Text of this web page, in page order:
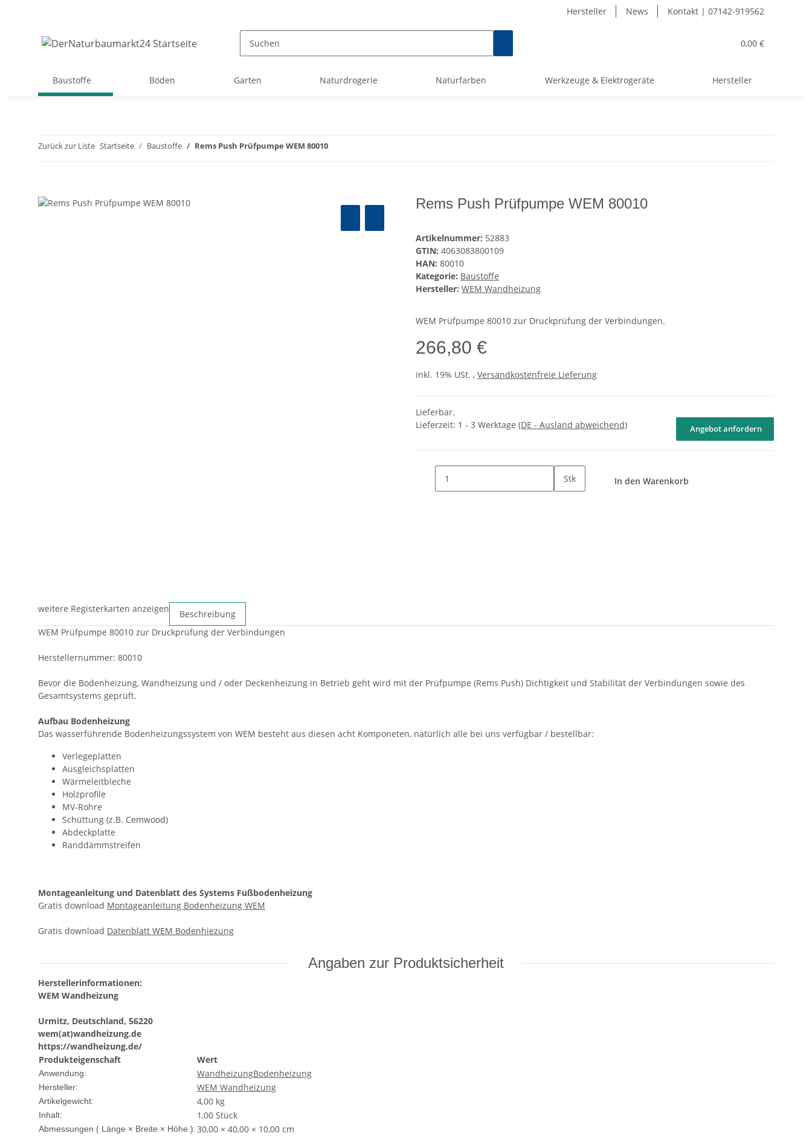
Hersteller News Kontakt | 07142-919562
0,00 €
Baustoffe Böden Garten Naturdrogerie Naturfarben Werkzeuge & Elektrogeräte Hersteller
Zurück zur Liste Startseite Baustoffe Rems Push Prüfpumpe WEM 80010
Rems Push Prüfpumpe WEM 80010
Artikelnummer: 52883
GTIN: 4063083800109
HAN: 80010
Kategorie: Baustoffe
Hersteller: WEM Wandheizung
WEM Prüfpumpe 80010 zur Druckprüfung der Verbindungen.
266,80 €
inkl. 19% USt. , Versandkostenfreie Lieferung
Lieferbar.
Lieferzeit: 1 - 3 Werktage (DE - Ausland abweichend) Angebot anfordern
Stk In den Warenkorb
weitere Registerkarten anzeigen
Beschreibung
WEM Prüfpumpe 80010 zur Druckprüfung der Verbindungen
Herstellernummer: 80010
Bevor die Bodenheizung, Wandheizung und / oder Deckenheizung in Betrieb geht wird mit der Prüfpumpe (Rems Push) Dichtigkeit und Stabilität der Verbindungen sowie des
Gesamtsystems geprüft.
Aufbau Bodenheizung
Das wasserführende Bodenheizungssystem von WEM besteht aus diesen acht Komponeten, natürlich alle bei uns verfügbar / bestellbar:
Verlegeplatten
Ausgleichsplatten
Wärmeleitbleche
Holzprofile
MV-Rohre
Schüttung (z.B. Cemwood)
Abdeckplatte
Randdämmstreifen
Montageanleitung und Datenblatt des Systems Fußbodenheizung
Gratis download Montageanleitung Bodenheizung WEM
Gratis download Datenblatt WEM Bodenhiezung
Angaben zur Produktsicherheit
Herstellerinformationen:
WEM Wandheizung
Urmitz, Deutschland, 56220
wem(at)wandheizung.de
https://wandheizung.de/
Produkteigenschaft
Wert
Anwendung: WandheizungBodenheizung
Hersteller: WEM Wandheizung
Artikelgewicht: 4,00 kg
Inhalt: 1,00 Stück
Abmessungen ( Länge × Breite × Höhe ):30,00 × 40,00 × 10,00 cm